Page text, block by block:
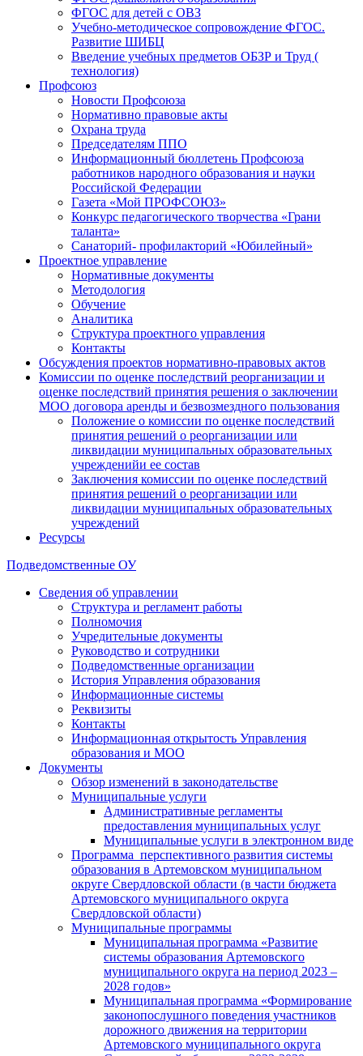
ФГОС для детей с ОВЗ
Учебно-методическое сопровождение ФГОС.
Развитие ШИБЦ
Введение учебных предметов ОБЗР и Труд (
технология)
Профсоюз
Новости Профсоюза
Нормативно правовые акты
Охрана труда
Председателям ППО
Информационный бюллетень Профсоюза
работников народного образования и науки
Российской Федерации
Газета «Мой ПРОФСОЮЗ»
Конкурс педагогического творчества «Грани
таланта»
Санаторий- профилакторий «Юбилейный»
Проектное управление
Нормативные документы
Методология
Обучение
Аналитика
Структура проектного управления
Контакты
Обсуждения проектов нормативно-правовых актов
Комиссии по оценке последствий реорганизации и
оценке последствий принятия решения о заключении
МОО договора аренды и безвозмездного пользования
Положение о комиссии по оценке последствий
принятия решений о реорганизации или
ликвидации муниципальных образовательных
учрежденийи ее состав
Заключения комиссии по оценке последствий
принятия решений о реорганизации или
ликвидации муниципальных образовательных
учреждений
Ресурсы
Подведомственные ОУ
Сведения об управлении
Структура и регламент работы
Полномочия
Учредительные документы
Руководство и сотрудники
Подведомственные организации
История Управления образования
Информационные системы
Реквизиты
Контакты
Информационная открытость Управления
образования и МОО
Документы
Обзор изменений в законодательстве
Муниципальные услуги
Административные регламенты
предоставления муниципальных услуг
Муниципальные услуги в электронном виде
Программа перспективного развития системы
образования в Артемовском муниципальном
округе Свердловской области (в части бюджета
Артемовского муниципального округа
Свердловской области)
Муниципальные программы
Муниципальная программа «Развитие
системы образования Артемовского
муниципального округа на период 2023 –
2028 годов»
Муниципальная программа «Формирование
законопослушного поведения участников
дорожного движения на территории
Артемовского муниципального округа